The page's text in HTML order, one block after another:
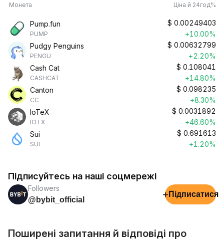
Монета Ціна й 24год%
Pump.fun
PUMP
$ 0.00249403
+10.00%
Pudgy Penguins
PENGU
$ 0.00632799
+2.20%
Cash Cat
CASHCAT
$ 0.108041
+14.80%
Canton
CC
$ 0.098235
+8.30%
IoTeX
IOTX
$ 0.0031892
+46.60%
Sui
SUI
$ 0.691613
+1.20%
Підписуйтесь на наші соцмережі
Followers
@bybit_official
+ Підписатися
Поширені запитання й відповіді про